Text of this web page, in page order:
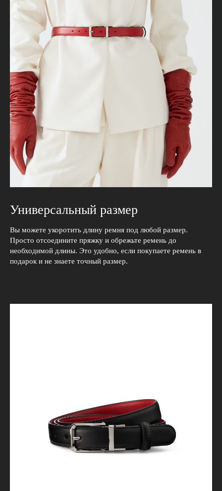
Универсальный размер
Вы можете укоротить длину ремня под любой размер.
Просто отсоедините пряжку и обрежьте ремень до
необходимой длины. Это удобно, если покупаете ремень в
подарок и не знаете точный размер.